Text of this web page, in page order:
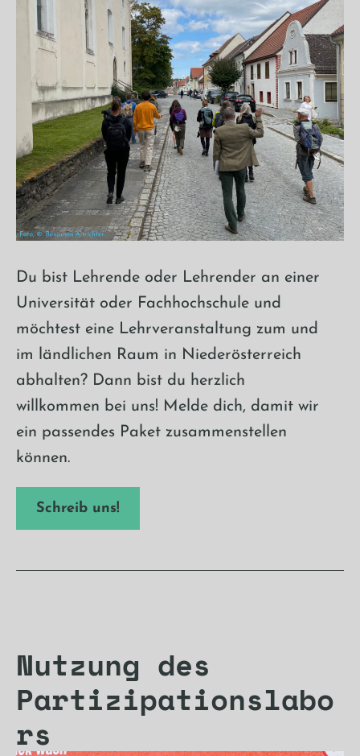
Du bist Lehrende oder Lehrender an einer
Universität oder Fachhochschule und
möchtest eine Lehrveranstaltung zum und
im ländlichen Raum in Niederösterreich
abhalten? Dann bist du herzlich
willkommen bei uns! Melde dich, damit wir
ein passendes Paket zusammenstellen
können.
Schreib uns!
Nutzung des
Partizipationslabo
rs